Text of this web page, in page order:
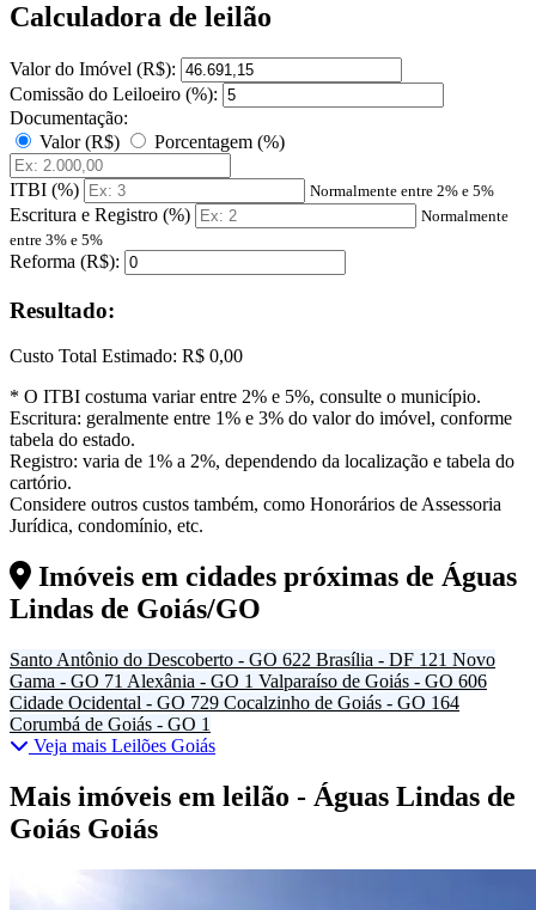
Calculadora de leilão
Valor do Imóvel (R$):
Comissão do Leiloeiro (%):
Documentação:
Valor (R$)
Porcentagem (%)
ITBI (%) Normalmente entre 2% e 5%
Escritura e Registro (%)
Normalmente
entre 3% e 5%
Reforma (R$):
Resultado:
Custo Total Estimado: R$ 0,00
* O ITBI costuma variar entre 2% e 5%, consulte o município.
Escritura: geralmente entre 1% e 3% do valor do imóvel, conforme
tabela do estado.
Registro: varia de 1% a 2%, dependendo da localização e tabela do
cartório.
Considere outros custos também, como Honorários de Assessoria
Jurídica, condomínio, etc.
Imóveis em cidades próximas de Águas
Lindas de Goiás/GO
Santo Antônio do Descoberto - GO 622 Brasília - DF 121 Novo
Gama - GO 71 Alexânia - GO 1 Valparaíso de Goiás - GO 606
Cidade Ocidental - GO 729 Cocalzinho de Goiás - GO 164
Corumbá de Goiás - GO 1
Veja mais Leilões Goiás
Mais imóveis em leilão - Águas Lindas de
Goiás Goiás